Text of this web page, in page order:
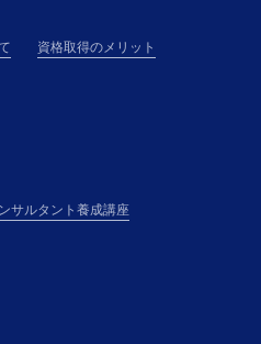
資格取得のメリット
サルタント養成講座